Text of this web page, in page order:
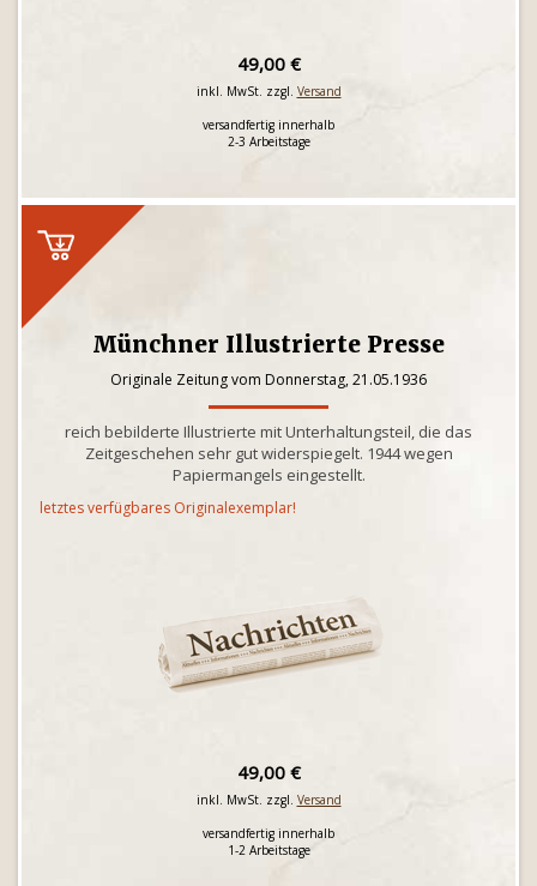
49,00 €
inkl. MwSt. zzgl. Versand
versandfertig innerhalb
2-3 Arbeitstage
Münchner Illustrierte Presse
Originale Zeitung vom Donnerstag, 21.05.1936
reich bebilderte Illustrierte mit Unterhaltungsteil, die das
Zeitgeschehen sehr gut widerspiegelt. 1944 wegen
Papiermangels eingestellt.
letztes verfügbares Originalexemplar!
49,00 €
inkl. MwSt. zzgl. Versand
versandfertig innerhalb
1-2 Arbeitstage